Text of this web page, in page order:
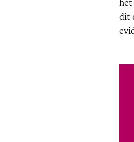
het
dit